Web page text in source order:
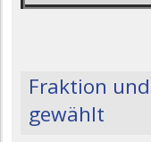
Fraktion
gewählt